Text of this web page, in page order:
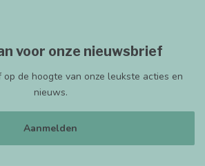
voor onze nieuwsbrief
op de hoogte van onze leukste acties en
nieuws.
Aanmelden